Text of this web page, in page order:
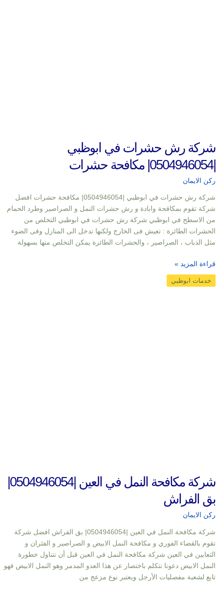
شركة رش حشرات في ابوظبي
|0504946054| مكافحة حشرات
ركن الايمان
شركة رش حشرات في ابوظبي |0504946054| مكافحة حشرات افضل
شركة تقوم بمكافحة وابادة و رش حشرات النمل و الصراصير وطرد الحمام
من الاسطح في ابوظبي شركة رش حشرات في ابوظبي التخلص من
الحشرات الطائرة : تعيش فى الخارج ولكنها تدخل الى المنازل وفى الضوء
مثل الذباب ، الصراصير ، والحشرات الطائرة يمكن التخلص منها بسهولة
قراءة المزيد »
خدمات ابوظبي
بق الفراش
ركن الايمان
شركة مكافحة النمل في العين |0504946054| بق الفراش افضل شركة
تقوم بالقضاء الفوري و مكافحة النمل الابيض و الصراصير و الفئران و
الثعابين في العين شركة مكافحة النمل في العين قبل أن نتناول خطورة
النمل الابيض دعونا نتكلم باختصار عن هذا العدو المدمر وهو النمل الابيض فهو
تابع لشعبة مفصليات الأرجل ويعتبر نوع مزعج من